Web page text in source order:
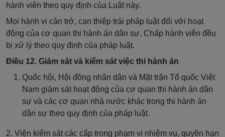
hành viên theo quy định của Luật này.
Mọi hành vi cản trở, can thiệp trái pháp luật đối với hoạt
động của cơ quan thi hành án dân sự, Chấp hành viên đều
bị xử lý theo quy định của pháp luật.
Điều 12. Giám sát và kiểm sát việc thi hành án
Quốc hội, Hội đồng nhân dân và Mặt trận Tổ quốc Việt
Nam giám sát hoạt động của cơ quan thi hành án dân
sự và các cơ quan nhà nước khác trong thi hành án
dân sự theo quy định của pháp luật.
2. Viện kiểm sát các cấp trong phạm vi nhiệm vụ, quyền hạn